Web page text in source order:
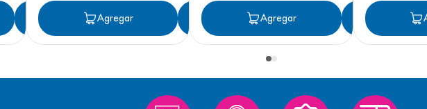
AgregarAgregar AgregarAgregar